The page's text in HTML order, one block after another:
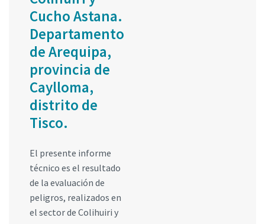
Cucho Astana.
Departamento
de Arequipa,
provincia de
Caylloma,
distrito de
Tisco.
El presente informe
técnico es el resultado
de la evaluación de
peligros, realizados en
el sector de Colihuiri y